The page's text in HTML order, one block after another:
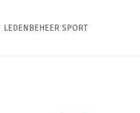
LEDENBEHEER SPORT